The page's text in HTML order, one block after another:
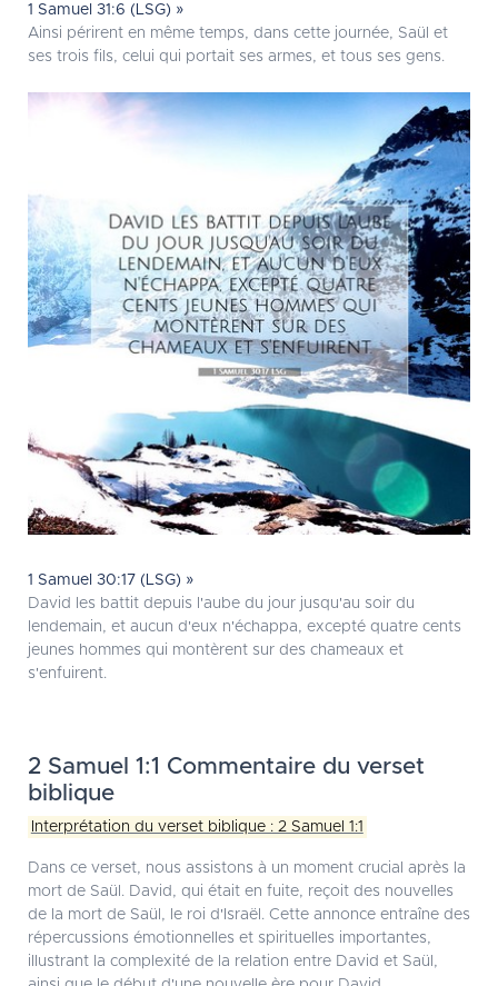
1 Samuel 31:6 (LSG) »
Ainsi périrent en même temps, dans cette journée, Saül et
ses trois fils, celui qui portait ses armes, et tous ses gens.
1 Samuel 30:17 (LSG) »
David les battit depuis l'aube du jour jusqu'au soir du
lendemain, et aucun d'eux n'échappa, excepté quatre cents
jeunes hommes qui montèrent sur des chameaux et
s'enfuirent.
2 Samuel 1:1 Commentaire du verset
biblique
Interprétation du verset biblique : 2 Samuel 1:1
Dans ce verset, nous assistons à un moment crucial après la
mort de Saül. David, qui était en fuite, reçoit des nouvelles
de la mort de Saül, le roi d'Israël. Cette annonce entraîne des
répercussions émotionnelles et spirituelles importantes,
illustrant la complexité de la relation entre David et Saül,